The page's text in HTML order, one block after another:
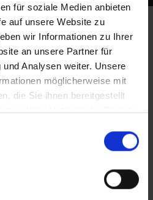
für soziale Medien anbieten
auf unsere Website zu
wir Informationen zu Ihrer
an unsere Partner für
Analysen weiter. Unsere
möglicherweise mit
die Sie ihnen bereitgestellt
Ihrer Nutzung der Dienste
Izba
chains for